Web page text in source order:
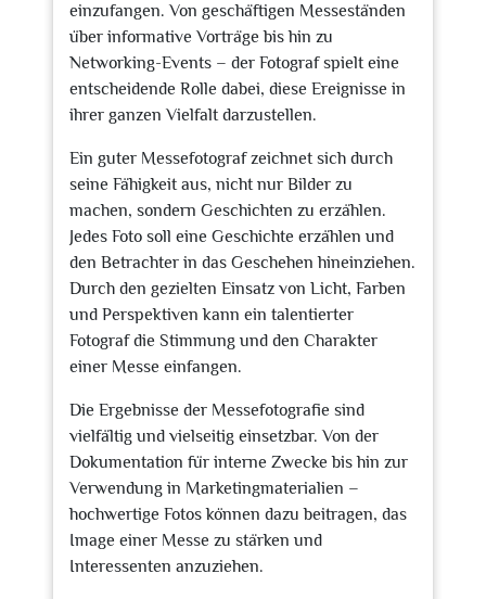
einzufangen. Von geschäftigen Messeständen
über informative Vorträge bis hin zu
Networking-Events – der Fotograf spielt eine
entscheidende Rolle dabei, diese Ereignisse in
ihrer ganzen Vielfalt darzustellen.
Ein guter Messefotograf zeichnet sich durch
seine Fähigkeit aus, nicht nur Bilder zu
machen, sondern Geschichten zu erzählen.
Jedes Foto soll eine Geschichte erzählen und
den Betrachter in das Geschehen hineinziehen.
Durch den gezielten Einsatz von Licht, Farben
und Perspektiven kann ein talentierter
Fotograf die Stimmung und den Charakter
einer Messe einfangen.
Die Ergebnisse der Messefotografie sind
vielfältig und vielseitig einsetzbar. Von der
Dokumentation für interne Zwecke bis hin zur
Verwendung in Marketingmaterialien –
hochwertige Fotos können dazu beitragen, das
Image einer Messe zu stärken und
Interessenten anzuziehen.